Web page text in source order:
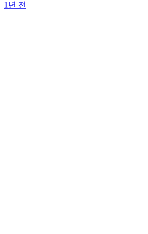
1년 전